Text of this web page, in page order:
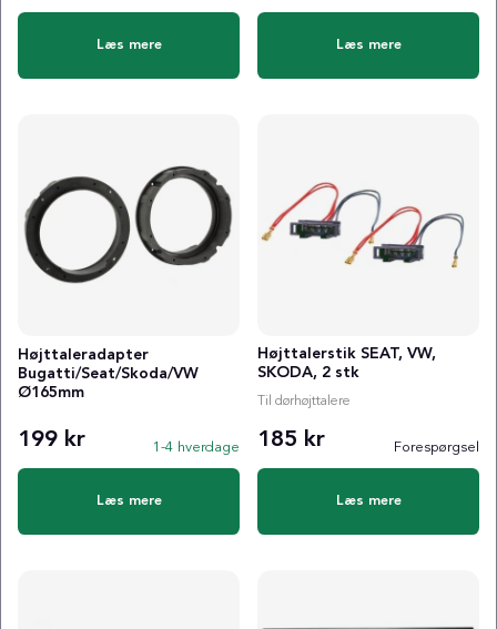
Læs mere Læs mere
Højttaleradapter
Bugatti/Seat/Skoda/VW
Ø165mm
199 kr 1-4 hverdage
Læs mere
Højttalerstik SEAT, VW,
SKODA, 2 stk
Til dørhøjttalere
185 kr Forespørgsel
Læs mere